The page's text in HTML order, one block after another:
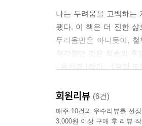
세상에 ‘마치 마지막인
책임의 씨앗을 품고 있다.
--- p.145
--- p.169~170
우리가 확실히 붙잡을 수
저자는 예측은 고사하
종종 알아차리지 못한
만드는 우리 삶의 어떤
법”이다. 중요한 것은 자
향해 나아가는 아주 긴
나는 두려움을 고백하는
됐다. 이 책은 더 진한
두려움만은 아니듯이,
착각했던 것은 최초의 후
이 책은 흘러가는 시간
보여준다. 소피 갈라브뤼
- 《르 몽드》
회원리뷰 (6건)
매주 10건의 우수리뷰를 선
3,000원 이상 구매 후 리뷰